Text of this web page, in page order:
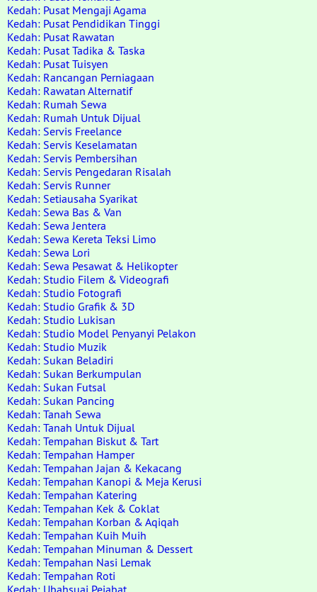
Kedah: Pusat Mengaji Agama
Kedah: Pusat Pendidikan Tinggi
Kedah: Pusat Rawatan
Kedah: Pusat Tadika & Taska
Kedah: Pusat Tuisyen
Kedah: Rancangan Perniagaan
Kedah: Rawatan Alternatif
Kedah: Rumah Sewa
Kedah: Rumah Untuk Dijual
Kedah: Servis Freelance
Kedah: Servis Keselamatan
Kedah: Servis Pembersihan
Kedah: Servis Pengedaran Risalah
Kedah: Servis Runner
Kedah: Setiausaha Syarikat
Kedah: Sewa Bas & Van
Kedah: Sewa Jentera
Kedah: Sewa Kereta Teksi Limo
Kedah: Sewa Lori
Kedah: Sewa Pesawat & Helikopter
Kedah: Studio Filem & Videografi
Kedah: Studio Fotografi
Kedah: Studio Grafik & 3D
Kedah: Studio Lukisan
Kedah: Studio Model Penyanyi Pelakon
Kedah: Studio Muzik
Kedah: Sukan Beladiri
Kedah: Sukan Berkumpulan
Kedah: Sukan Futsal
Kedah: Sukan Pancing
Kedah: Tanah Sewa
Kedah: Tanah Untuk Dijual
Kedah: Tempahan Biskut & Tart
Kedah: Tempahan Hamper
Kedah: Tempahan Jajan & Kekacang
Kedah: Tempahan Kanopi & Meja Kerusi
Kedah: Tempahan Katering
Kedah: Tempahan Kek & Coklat
Kedah: Tempahan Korban & Aqiqah
Kedah: Tempahan Kuih Muih
Kedah: Tempahan Minuman & Dessert
Kedah: Tempahan Nasi Lemak
Kedah: Tempahan Roti
Kedah: Ubahsuai Pejabat